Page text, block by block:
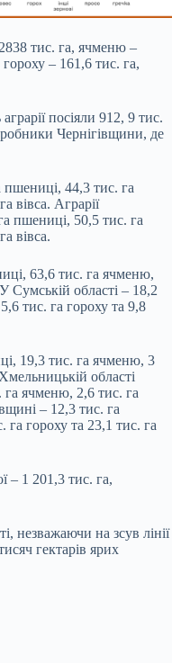
тис. га, ячменю –
– 161,6 тис. га,
посіяли 912, 9 тис.
Чернігівщини, де
пшениці, 44,3 тис. га
вівса. Аграрії
пшениці, 50,5 тис. га
вівса.
63,6 тис. га ячменю,
Сумській області – 18,2
тис. га гороху та 9,8
19,3 тис. га ячменю, 3
області
га ячменю, 2,6 тис. га
– 12,3 тис. га
гороху та 23,1 тис. га
– 1 201,3 тис. га,
незважаючи на зсув лінії
гектарів ярих